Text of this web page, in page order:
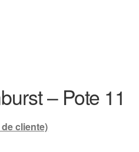
– Pote 11
cliente)